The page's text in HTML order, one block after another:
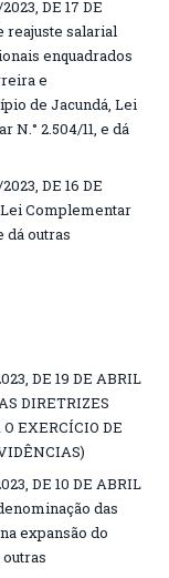
DE 17 DE
reajuste salarial
enquadrados
e
de Jacundá, Lei
2.504/11, e dá
DE 16 DE
Complementar
dá outras
DE 19 DE ABRIL
DIRETRIZES
EXERCÍCIO DE
DE 10 DE ABRIL
das
expansão do